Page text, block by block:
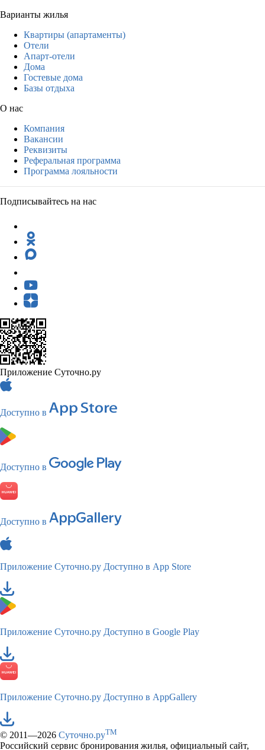
Варианты жилья
Квартиры (апартаменты)
Отели
Апарт-отели
Дома
Гостевые дома
Базы отдыха
О нас
Компания
Вакансии
Реквизиты
Реферальная программа
Программа лояльности
Подписывайтесь на нас
Приложение Суточно.ру
Доступно в
Доступно в
Доступно в
Приложение Суточно.ру Доступно в App Store
Приложение Суточно.ру Доступно в Google Play
Приложение Суточно.ру Доступно в AppGallery
© 2011—2026 Суточно.руTM
Российский сервис бронирования жилья, официальный сайт,